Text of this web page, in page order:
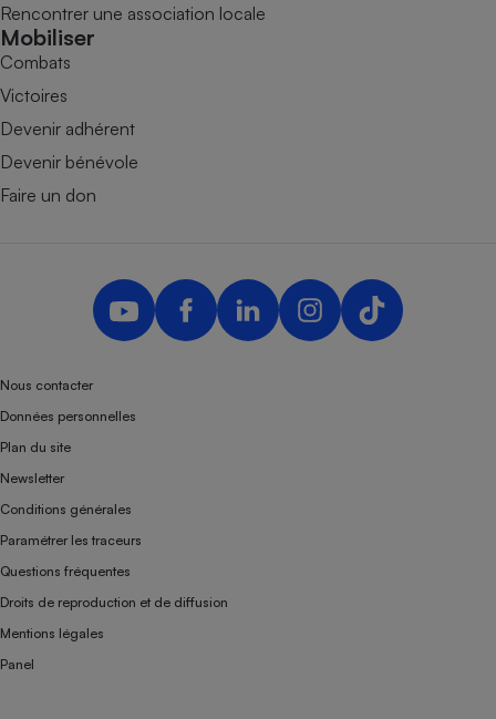
Rencontrer une association locale
Mobiliser
Combats
Victoires
Devenir adhérent
Devenir bénévole
Faire un don
Nous contacter
Données personnelles
Plan du site
Newsletter
Conditions générales
Paramétrer les traceurs
Questions fréquentes
Droits de reproduction et de diffusion
Mentions légales
Panel